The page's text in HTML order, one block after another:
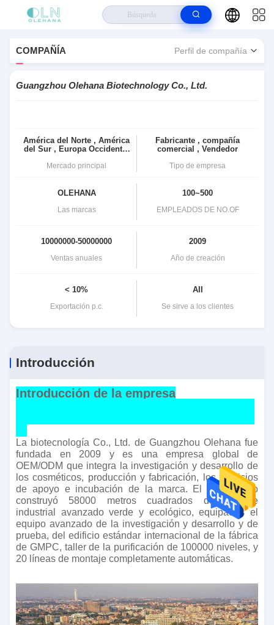
Guangzhou Olehana Biotechnology Co., Ltd. Perfil De Compañía
COMPAÑÍA Perfil de compañía
Guangzhou Olehana Biotechnology Co., Ltd.
América del Norte , América
del Sur , Europa Occidental
Oriental , Sudeste de Asia ,Mercado principal
Fabricante , compañía
comercial , Vendedor
Tipo de empresa
OLEHANA
Las marcas
100~500
EMPLEADOS DE NO.OF
10000000-50000000
Ventas anuales
2009
Año de creación
< 10%
Exportación p.c.
AII
Se sirve a los clientes
Introducción
Introducción de la empresa
La biotecnología Co., Ltd. de Guangzhou Olehana fue
fundada en 2009 y es una empresa global de
OEM/ODM que integra la investigación y desarrollo de
los cosméticos, producción y fabricación, los servicios
de apoyo e incubación de la marca. El uno mismo
construyó 58000 metros cuadrados del parque
industrial avanzado verde y ecológico, equipados el
equipo avanzado de la investigación y desarrollo y de
prueba, del edificio estándar internacional de la fábrica
de GMPC, taller de la purificación de 100000 niveles, y
20 líneas de montaje completamente automáticas.